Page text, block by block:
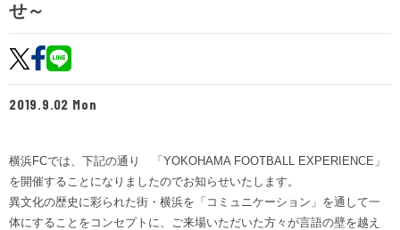
ホームタウン
トップチーム
試合
アカデミー
試合日程
順位表
チケット
チケットガイド
席種・価格表
販売スケジュール
ニッパツシート
スケジュール
練習見学について
横浜FC観戦ガイド
試合会場アクセス
クラブ
クラブ概要
ファン
せ～
2019.9.02 Mon
横浜FCでは、下記の通り 「YOKOHAMA FOOTBALL EXPERIENCE」
を開催することになりましたのでお知らせいたします。
異文化の歴史に彩られた街・横浜を「コミュニケーション」を通して一
体にすることをコンセプトに、ご来場いただいた方々が言語の壁を越え